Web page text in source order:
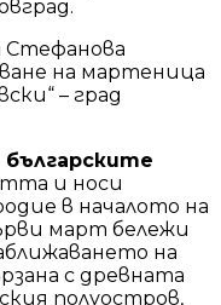
на мартеница
– град
и носи
в началото на
март бележи
на
с древната
полуостров,